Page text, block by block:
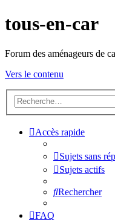
tous-en-car
Forum des aménageurs de
Vers le contenu
Accès rapide
Sujets sans
Sujets actifs
Rechercher
FAQ